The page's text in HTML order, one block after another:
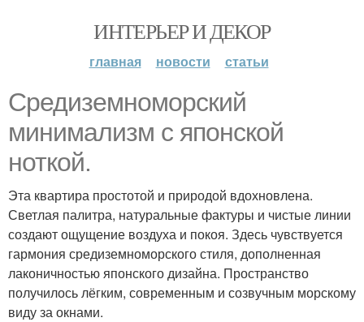
ИНТЕРЬЕР И ДЕКОР
главная новости статьи
Средиземноморский
минимализм с японской
ноткой.
Эта квартира простотой и природой вдохновлена.
Светлая палитра, натуральные фактуры и чистые линии
создают ощущение воздуха и покоя. Здесь чувствуется
гармония средиземноморского стиля, дополненная
лаконичностью японского дизайна. Пространство
получилось лёгким, современным и созвучным морскому
виду за окнами.